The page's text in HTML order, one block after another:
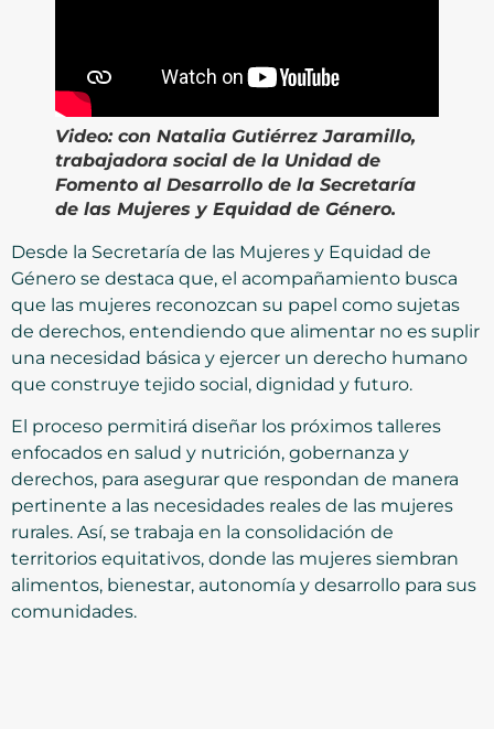
Video:con Natalia Gutiérrez Jaramillo,
trabajadora social de la Unidad de
Fomento al Desarrollo de la Secretaría
de las Mujeres y Equidad de Género.
Desde la Secretaría de las Mujeres y Equidad de
Género se destaca que, el acompañamiento busca
que las mujeres reconozcan su papel como sujetas
de derechos, entendiendo que alimentar no es suplir
una necesidad básica y ejercer un derecho humano
que construye tejido social, dignidad y futuro.
El proceso permitirá diseñar los próximos talleres
enfocados en salud y nutrición, gobernanza y
derechos, para asegurar que respondan de manera
pertinente a las necesidades reales de las mujeres
rurales. Así, se trabaja en la consolidación de
territorios equitativos, donde las mujeres siembran
alimentos, bienestar, autonomía y desarrollo para sus
comunidades.